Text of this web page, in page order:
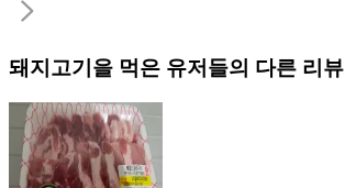
돼지고기 을 먹은 유저들의 다른 리뷰